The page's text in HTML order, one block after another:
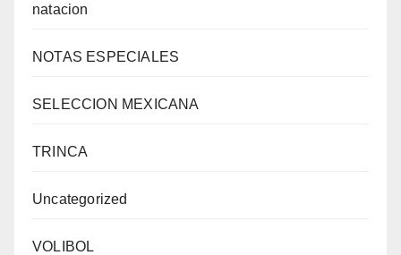
natacion
NOTAS ESPECIALES
SELECCION MEXICANA
TRINCA
Uncategorized
VOLIBOL